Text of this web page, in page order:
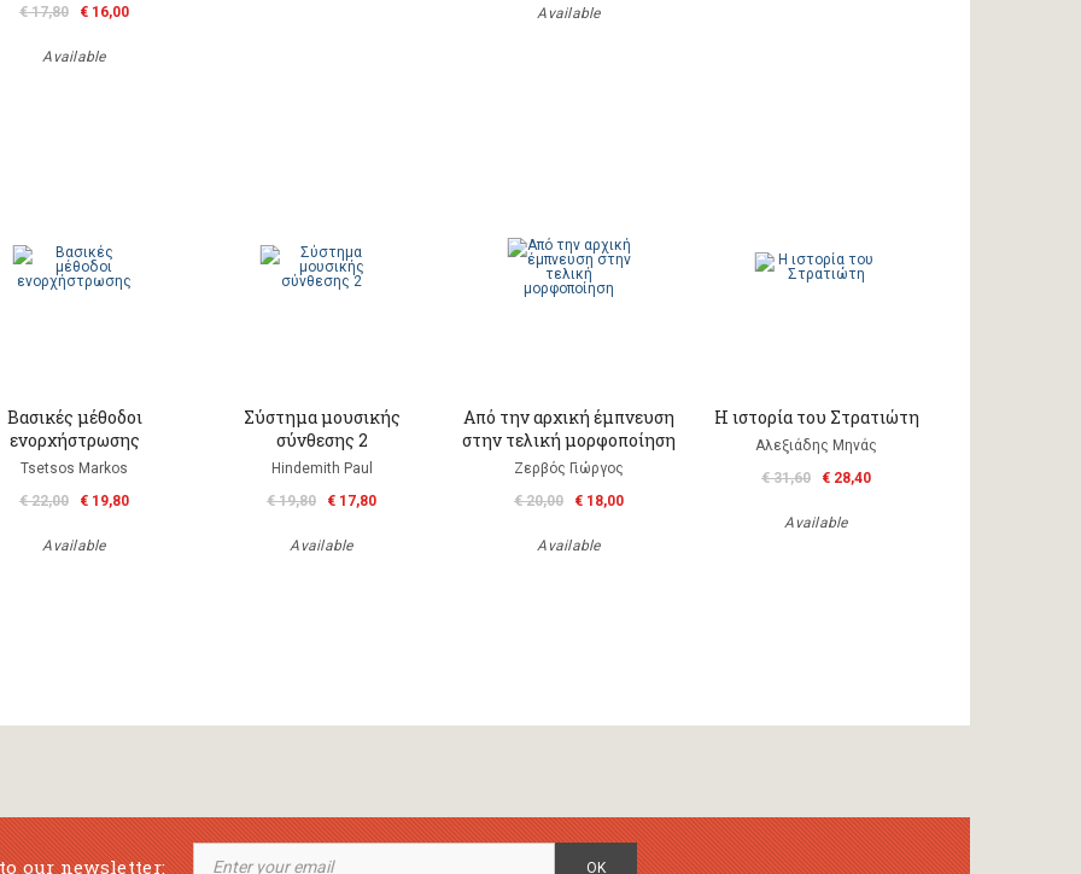
€ 17,80
€ 16,00
Available
Available
Βασικές μέθοδοι
ενορχήστρωσης
Tsetsos Markos
€ 22,00
€ 19,80
Available
Σύστημα μουσικής
σύνθεσης 2
Hindemith Paul
€ 19,80
€ 17,80
Available
Από την αρχική έμπνευση
στην τελική μορφοποίηση
Ζερβός Γιώργος
€ 20,00
€ 18,00
Available
Η ιστορία του Στρατιώτη
Αλεξιάδης Μηνάς
€ 31,60
€ 28,40
Available
our newsletter: OK